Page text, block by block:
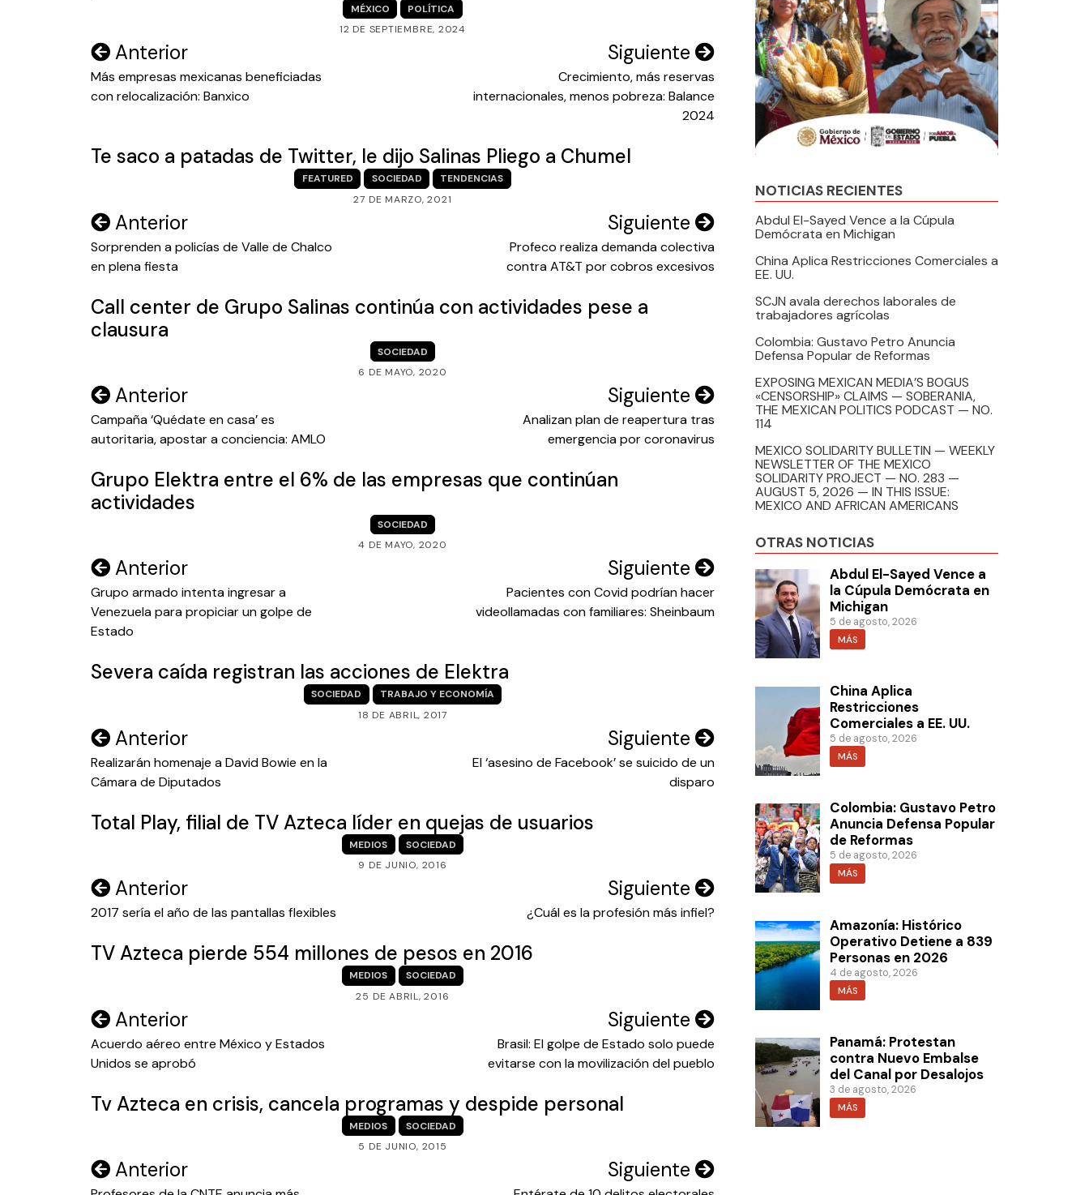
MÉXICO
POLÍTICA
12 DE SEPTIEMBRE, 2024
Navegación
de
Anterior
Más empresas mexicanas beneficiadas
con relocalización: Banxico
Siguiente
Crecimiento, más reservas
internacionales, menos pobreza: Balance
2024
Te saco a patadas de Twitter, le dijo Salinas Pliego a Chumel
FEATURED SOCIEDAD
TENDENCIAS
27 DE MARZO, 2021
Navegación
de
entradas
Anterior
Sorprenden a policías de Valle de Chalco
en plena fiesta
Siguiente
Profeco realiza demanda colectiva
contra AT&T por cobros excesivos
Call center de Grupo Salinas continúa con actividades pese a
clausura
SOCIEDAD
6 DE MAYO, 2020
Navegación
de
entradas
Anterior
Campaña ‘Quédate en casa’ es
autoritaria, apostar a conciencia: AMLO
Siguiente
Analizan plan de reapertura tras
emergencia por coronavirus
Grupo Elektra entre el 6% de las empresas que continúan
actividades
SOCIEDAD
4 DE MAYO, 2020
Navegación
de
entradas
Anterior
Grupo armado intenta ingresar a
Venezuela para propiciar un golpe de
Estado
Siguiente
Pacientes con Covid podrían hacer
videollamadas con familiares: Sheinbaum
Severa caída registran las acciones de Elektra
SOCIEDAD
TRABAJO Y ECONOMÍA
18 DE ABRIL, 2017
Navegación
de
entradas
Anterior
Realizarán homenaje a David Bowie en la
Cámara de Diputados
Siguiente
El ‘asesino de Facebook’ se suicido de un
disparo
Total Play, filial de TV Azteca líder en quejas de usuarios
MEDIOS
SOCIEDAD
9 DE JUNIO, 2016
Navegación
de
entradas
Anterior
2017 sería el año de las pantallas flexibles
Siguiente
¿Cuál es la profesión más infiel?
TV Azteca pierde 554 millones de pesos en 2016
MEDIOS
SOCIEDAD
25 DE ABRIL, 2016
Navegación
de
entradas
Anterior
Acuerdo aéreo entre México y Estados
Unidos se aprobó
Siguiente
Brasil: El golpe de Estado solo puede
evitarse con la movilización del pueblo
Tv Azteca en crisis, cancela programas y despide personal
MEDIOS
SOCIEDAD
5 DE JUNIO, 2015
Navegación
Anterior Siguiente
NOTICIAS RECIENTES
Abdul El-Sayed Vence a la Cúpula
Demócrata en Michigan
China Aplica Restricciones Comerciales a
EE. UU.
SCJN avala derechos laborales de
trabajadores agrícolas
Colombia: Gustavo Petro Anuncia
Defensa Popular de Reformas
EXPOSING MEXICAN MEDIA’S BOGUS
«CENSORSHIP» CLAIMS — SOBERANIA,
THE MEXICAN POLITICS PODCAST — NO.
114
MEXICO SOLIDARITY BULLETIN — WEEKLY
NEWSLETTER OF THE MEXICO
SOLIDARITY PROJECT — NO. 283 —
AUGUST 5, 2026 — IN THIS ISSUE:
MEXICO AND AFRICAN AMERICANS
OTRAS NOTICIAS
Abdul El-Sayed Vence a
la Cúpula Demócrata en
Michigan
5 de agosto, 2026
MÁS
China Aplica
Restricciones
Comerciales a EE. UU.
5 de agosto, 2026
MÁS
Colombia: Gustavo Petro
Anuncia Defensa Popular
de Reformas
5 de agosto, 2026
MÁS
Amazonía: Histórico
Operativo Detiene a 839
Personas en 2026
4 de agosto, 2026
MÁS
Panamá: Protestan
contra Nuevo Embalse
del Canal por Desalojos
3 de agosto, 2026
MÁS